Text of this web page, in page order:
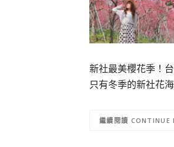
新社最美櫻花季！
只有冬季的新社花
CONTINUE